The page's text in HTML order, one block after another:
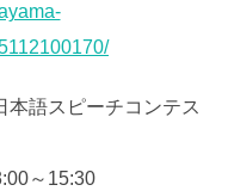
本語スピーチコンテス
～15:30